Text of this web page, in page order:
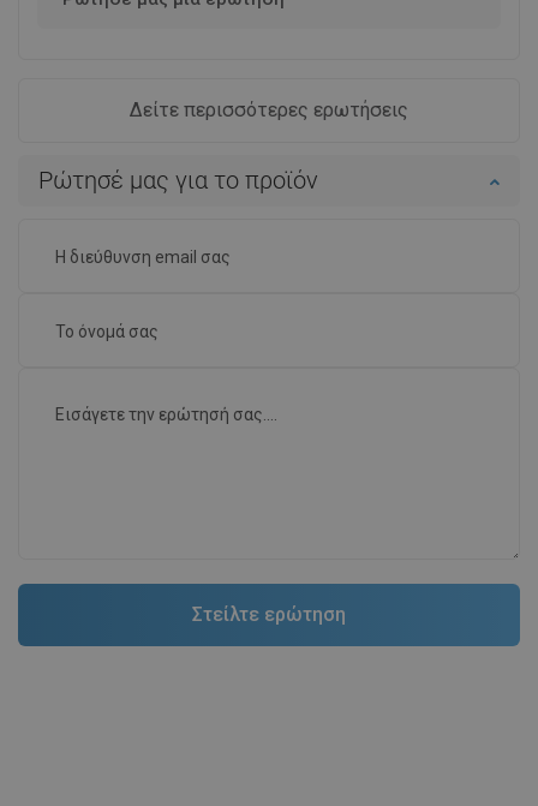
Δείτε περισσότερες ερωτήσεις
Ρώτησέ μας για το προϊόν